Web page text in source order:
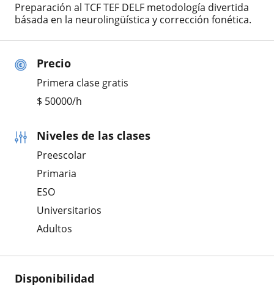
Precio
Primera clase gratis
$ 50000/h
Niveles de las clases
Preescolar
Primaria
ESO
Universitarios
Adultos
Disponibilidad
Preparación al TCF TEF DELF metodología divertida
básada en la neurolingüística y corrección fonética.